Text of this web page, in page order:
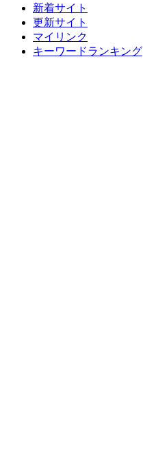
新着サイト
更新サイト
マイリンク
キーワードランキング